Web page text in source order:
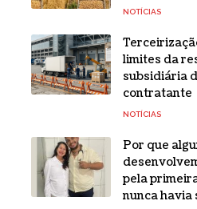
NOTÍCIAS
limites da
subsidiária
contratante
NOTÍCIAS
Por que
pela
nunca havia